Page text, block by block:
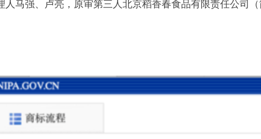
马强、卢亮，原审第三人北京稻香春食品有限责任公司